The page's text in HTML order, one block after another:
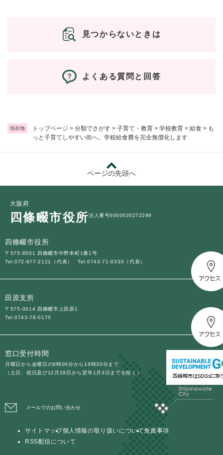
現在地 トップページ > 分類でさがす > 子育て・教育 > 学校教育 > 給食 > も
っと子育てしやすい街へ。学校給食費を完全無償化します
見つからないときは
よくある質問と回答
ページの先頭へ
大阪府
四條畷市役所法人番号6000020272299
四條畷市役所
〒575-8501 四條畷市中野本町1番1号
Tel:072-877-2121（代表）
Tel:0743-71-0330（代表）
田原支所
〒575-0014 四條畷市上田原1
Tel:0743-78-0175
窓口受付時間
月曜日から金曜日の9時00分から16時30分まで
（土日、祝日及び12月29日から翌年1月3日までを除く）
メールでのお問い合わせ
サイトマップ個人情報の取り扱いについて免責事項
RSS配信について